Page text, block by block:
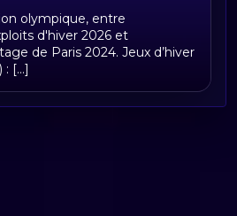
Milan-Cortina 2026
olympique, entre
d'hiver 2026 et
de Paris 2024. Jeux d’hiver
[...]